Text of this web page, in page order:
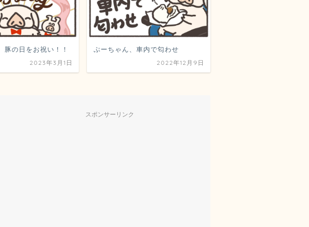
豚の日をお祝い！！
2023年3月1日
ぷーちゃん、車内で匂わせ
2022年12月9日
スポンサーリンク